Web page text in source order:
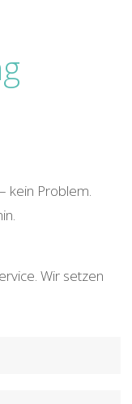
kein Problem.
Wir setzen